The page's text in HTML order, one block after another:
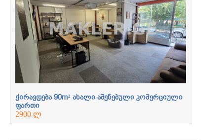
ერთად
ქირავდება 90m² ახალი აშენებული კომერციული
ფართი
2900 ლ